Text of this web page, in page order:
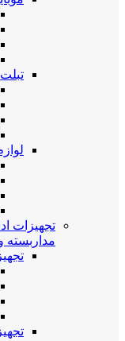
تبلت
تجهیزات